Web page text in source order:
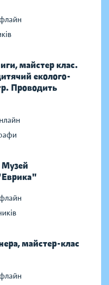
майстер клас.
еколого-
Проводить
Музей
майстер-клас